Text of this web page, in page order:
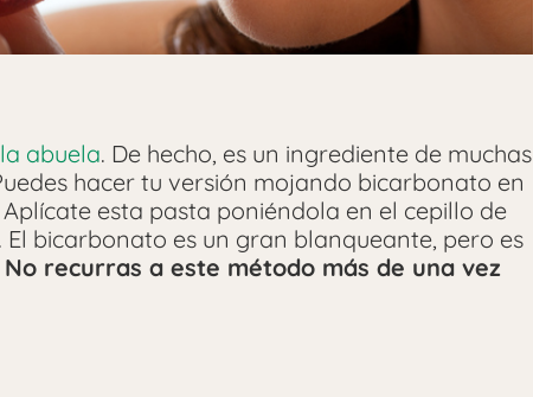
abuela. De hecho, es un ingrediente de muchas
hacer tu versión mojando bicarbonato en
esta pasta poniéndola en el cepillo de
El bicarbonato es un gran blanqueante, pero es
No recurras a este método más de una vez